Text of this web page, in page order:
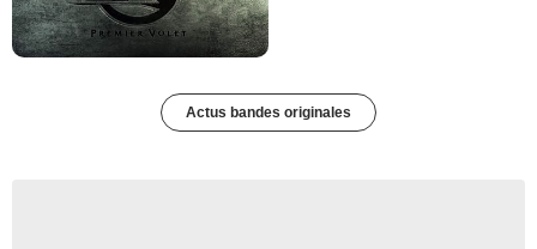
Actus bandes originales